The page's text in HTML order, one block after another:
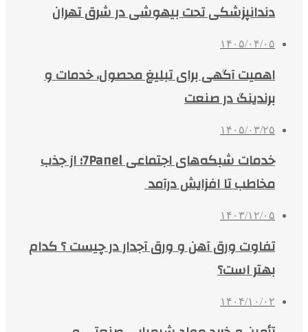
دندانپزشکی تحت بیهوشی در شرق تهران
۱۴۰۵/۰۴/۰۵
اهمیت آگهی برای تبلیغ محصول، خدمات و
برندینگ در صنعت
۱۴۰۵/۰۳/۲۵
خدمات شبکه‌های اجتماعی 7Panel؛ از جذب
مخاطب تا افزایش درآمد
۱۴۰۳/۱۲/۰۵
تفاوت ورق آهن و ورق آجدار در چیست ؟ کدام
بهتر است؟
۱۴۰۴/۱۰/۰۲